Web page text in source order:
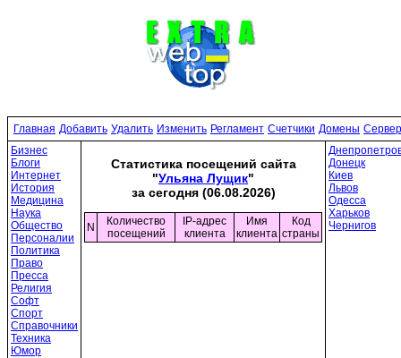
Главная Добавить Удалить Изменить Регламент Счетчики Домены
Бизнес
Блоги
Интернет
История
Медицина
Наука
Общество
Персоналии
Политика
Право
Пресса
Религия
Софт
Спорт
Справочники
Техника
Юмор
Статистика посещений сайта
"Ульяна Лущик"
за сегодня (06.08.2026)
N
Количество
посещений
IP-адрес
клиента
Имя
клиента
Код
страны
Донецк
Киев
Львов
Одесса
Харьков
Чернигов